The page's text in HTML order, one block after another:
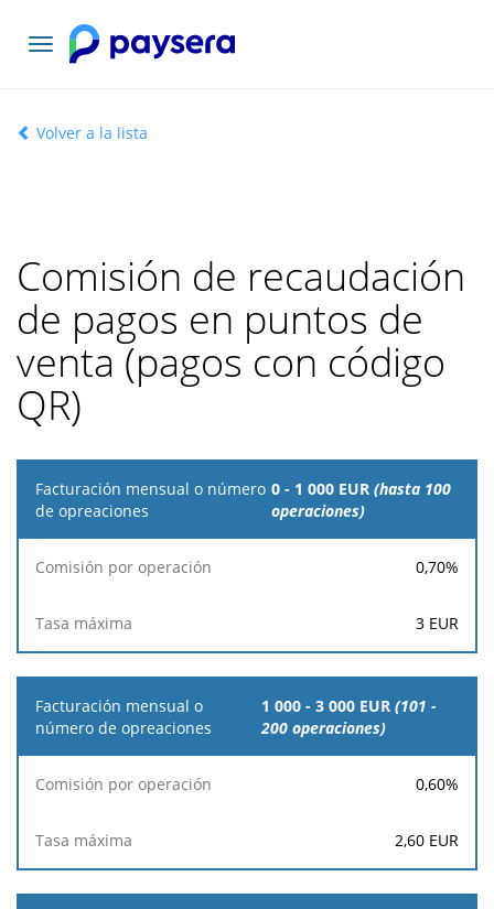
Toggle
navigation
Volver a la lista
Comisión de recaudación
de pagos en puntos de
venta (pagos con código
QR)
Facturación
mensual o
por
operación
0 - 1 000 EUR (hasta 100
operaciones)
0,70%
3 EUR
1 000 - 3 000 EUR (101 -
200 operaciones)
0,60%
2,60 EUR